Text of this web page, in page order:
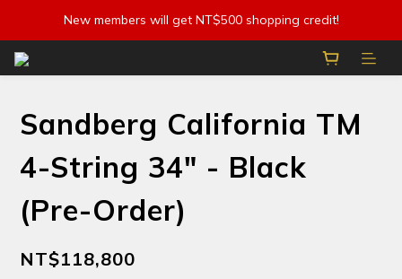
New members will get NT$500 shopping credit!
Sandberg California TM
4-String 34" - Black
(Pre-Order)
NT$118,800